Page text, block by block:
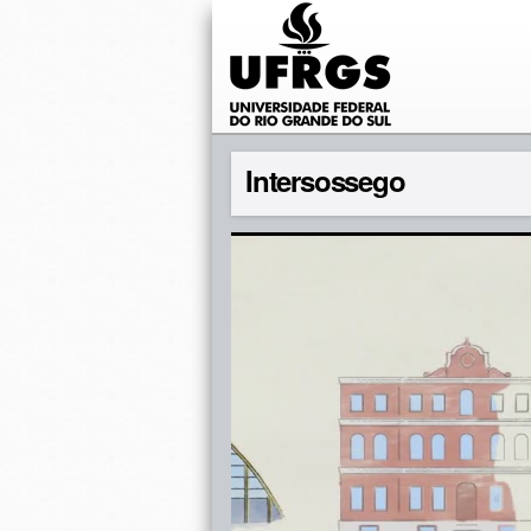
Intersossego